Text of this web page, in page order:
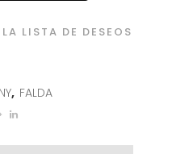
LISTA DE DESEOS
, FALDA